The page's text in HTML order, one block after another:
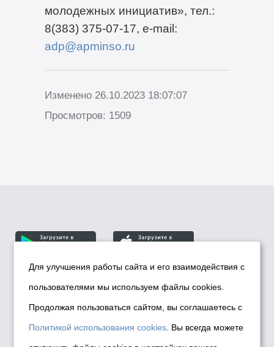
молодежных инициатив», тел.:
8(383) 375-07-17, e-mail:
adp@apminso.ru
Изменено 26.10.2023 18:07:07
Просмотров: 1509
© Департамент информационной политики мэрии
города Новосибирска, 2026
Политика использования Cookies
Политика по обработке персональных
Для улучшения работы сайта и его взаимодействия с
пользователями мы используем файлы cookies.
Продолжая пользоваться сайтом, вы соглашаетесь с
Политикой использования cookies . Вы всегда можете